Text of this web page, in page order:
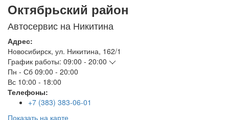
Октябрьский район
Автосервис на Никитина
Адрес:
Новосибирск, ул. Никитина, 162/1
График работы: 09:00 - 20:00
Пн - Сб 09:00 - 20:00
Вс 10:00 - 18:00
Телефоны:
+7 (383) 383-06-01
Показать на карте